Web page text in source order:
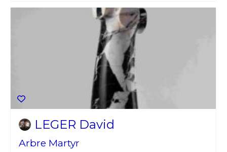
LEGER David
Arbre Martyr